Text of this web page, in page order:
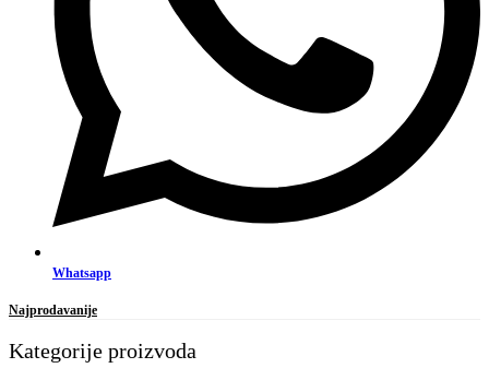
Whatsapp
Najprodavanije
Kategorije proizvoda